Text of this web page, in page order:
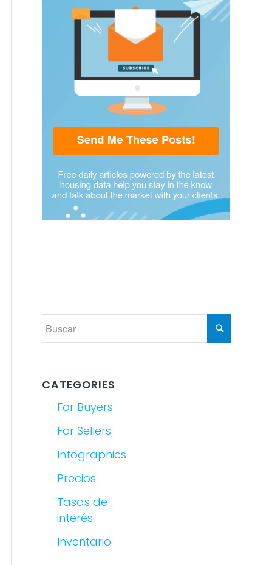
CATEGORIES
For Buyers
For Sellers
Infographics
Precios
Tasas de
interés
Inventario